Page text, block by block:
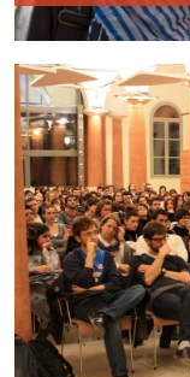
Immagine